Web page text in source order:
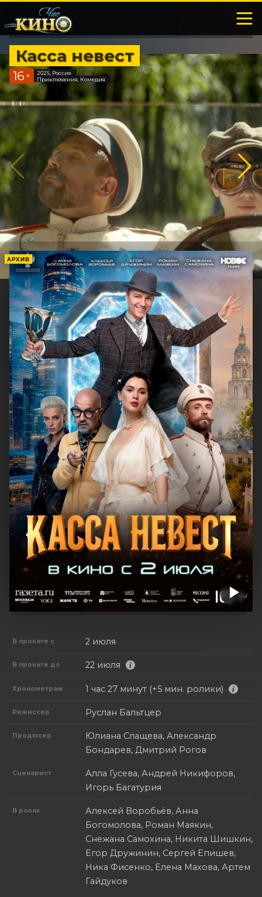
Касса невест
16 +
2025, Россия
Приключения, Комедия
АРХИВ
В прокате с 2 июля
В прокате до 22 июля
Хронометраж 1 час 27 минут (+5 мин. ролики)
Режиссер Руслан Бальтцер
Продюсер
Юлиана Слащева, Александр
Бондарев, Дмитрий Рогов
Сценарист
Алла Гусева, Андрей Никифоров,
Игорь Багатурия
В ролях
Алексей Воробьёв, Анна
Богомолова, Роман Маякин,
Снежана Самохина, Никита Шишкин,
Егор Дружинин, Сергей Епишев,
Ника Фисенко, Елена Махова, Артем
Гайдуков